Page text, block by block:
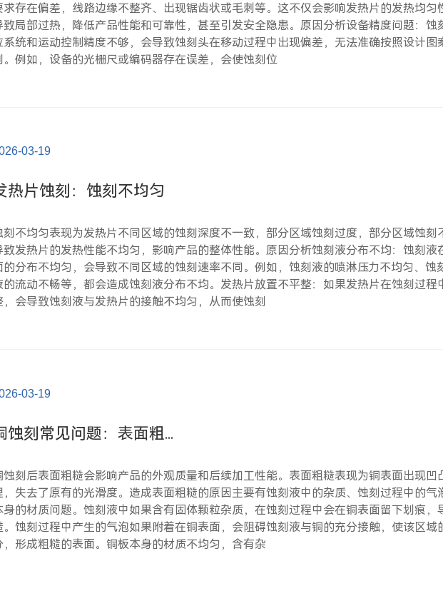
求存在偏差，线路边缘不整齐、出现锯齿状或毛刺等。这不仅会影响发热片的发热均匀
致局部过热，降低产品性能和可靠性，甚至引发安全隐患。原因分析设备精度问题：蚀
系统和运动控制精度不够，会导致蚀刻头在移动过程中出现偏差，无法准确按照设计图
。例如，设备的光栅尺或编码器存在误差，会使蚀刻位
03-19
热片蚀刻：蚀刻不均匀
刻不均匀表现为发热片不同区域的蚀刻深度不一致，部分区域蚀刻过度，部分区域蚀刻
致发热片的发热性能不均匀，影响产品的整体性能。原因分析蚀刻液分布不均：蚀刻液
的分布不均匀，会导致不同区域的蚀刻速率不同。例如，蚀刻液的喷淋压力不均匀、蚀
的流动不畅等，都会造成蚀刻液分布不均。发热片放置不平整：如果发热片在蚀刻过程
，会导致蚀刻液与发热片的接触不均匀，从而使蚀刻
03-19
蚀刻常见问题：表面粗...
蚀刻后表面粗糙会影响产品的外观质量和后续加工性能。表面粗糙表现为铜表面出现凹
，失去了原有的光滑度。造成表面粗糙的原因主要有蚀刻液中的杂质、蚀刻过程中的气
身的材质问题。蚀刻液中如果含有固体颗粒杂质，在蚀刻过程中会在铜表面留下划痕，
。蚀刻过程中产生的气泡如果附着在铜表面，会阻碍蚀刻液与铜的充分接触，使该区域
，形成粗糙的表面。铜板本身的材质不均匀，含有杂